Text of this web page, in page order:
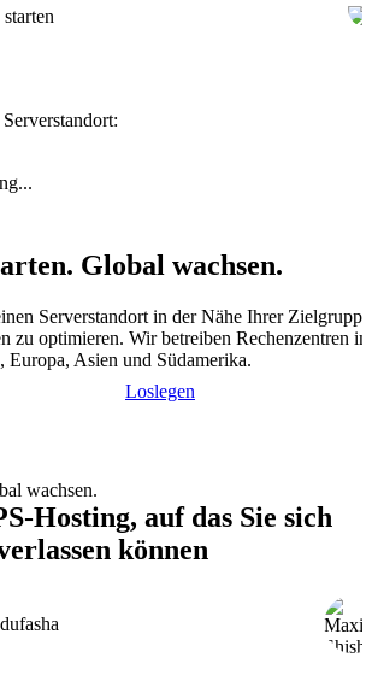
Global wachsen.
Serverstandort in der Nähe Ihrer
zu optimieren. Wir betreiben Rechenzentren in
Europa, Asien und Südamerika.
Loslegen
Hosting, auf das Sie sich
können